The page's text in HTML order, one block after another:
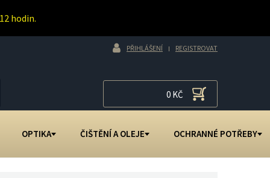
hodin.
PŘIHLÁŠENÍ REGISTROVAT
0 KČ
OPTIKA ČIŠTĚNÍ A OLEJE OCHRANNÉ POTŘEBY